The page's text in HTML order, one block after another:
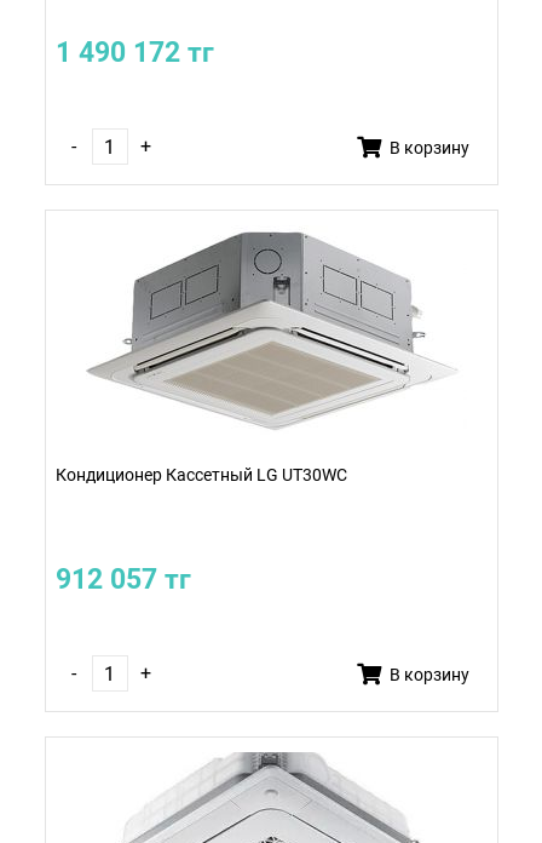
1 490 172 тг
- + В корзину
Кондиционер Кассетный LG UT30WC
912 057 тг
- + В корзину